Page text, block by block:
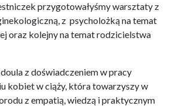
przygotowałyśmy warsztaty z
z psycholożką na temat
oraz kolejny na temat rodzicielstwa
z doświadczeniem w pracy
kobiet w ciąży, która towarzyszy w
z empatią, wiedzą i praktycznym